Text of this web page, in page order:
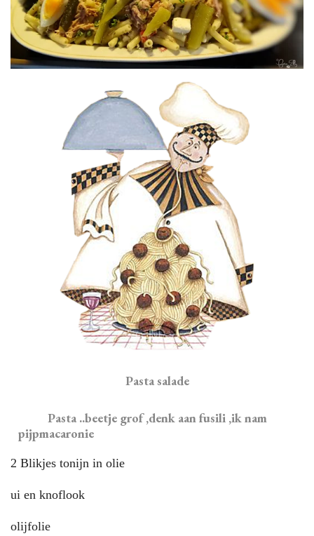
Pasta salade
Pasta ..beetje grof ,denk aan fusili ,ik nam
pijpmacaronie
2 Blikjes tonijn in olie
ui en knoflook
olijfolie